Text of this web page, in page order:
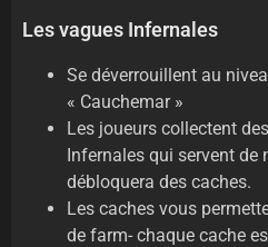
Les vagues Infernales
Se déverrouillent au
« Cauchemar »
Les joueurs collectent
Infernales qui servent de
débloquera des caches.
Les caches vous
de farm- chaque cache